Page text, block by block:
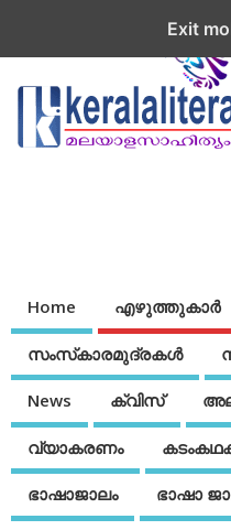
Home എഴുത്തുകാര്‍
സംസ്‌കാരമുദ്രകള്‍
News ക്വിസ്
വ്യാകരണം
ഭാഷാജാലം ഭാഷാ
Exit